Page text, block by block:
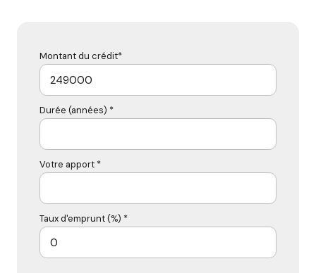
Montant du crédit*
Durée (années) *
Votre apport *
Taux d'emprunt (%) *